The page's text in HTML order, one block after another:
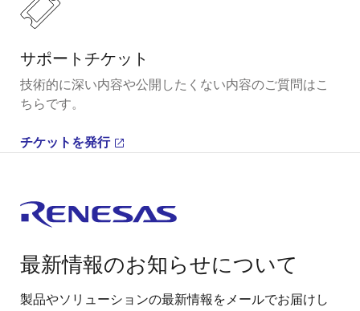
サポートチケット
技術的に深い内容や公開したくない内容のご質問はこ
ちらです。
チケットを発行
最新情報のお知らせについて
製品やソリューションの最新情報をメールでお届けし